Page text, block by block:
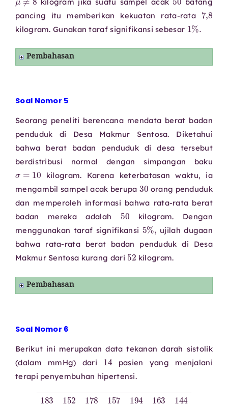
pancing itu memberikan kekuatan rata-rata
7 8
kilogram. Gunakan taraf signifikansi sebesar
1%
Pembahasan
Soal Nomor 5
Seorang peneliti berencana mendata berat badan
penduduk di Desa Makmur Sentosa. Diketahui
bahwa berat badan penduduk di desa tersebut
berdistribusi normal dengan simpangan baku
10
kilogram. Karena keterbatasan waktu, ia
mengambil sampel acak berupa
30
orang penduduk
dan memperoleh informasi bahwa rata-rata berat
badan mereka adalah
50
kilogram. Dengan
menggunakan taraf signifikansi
5%,
ujilah dugaan
bahwa rata-rata berat badan penduduk di Desa
Makmur Sentosa kurang dari
52
kilogram.
Pembahasan
Soal Nomor 6
Berikut ini merupakan data tekanan darah sistolik
(dalam mmHg) dari
14
pasien yang menjalani
terapi penyembuhan hipertensi.
152178157194163144194163114178152
158